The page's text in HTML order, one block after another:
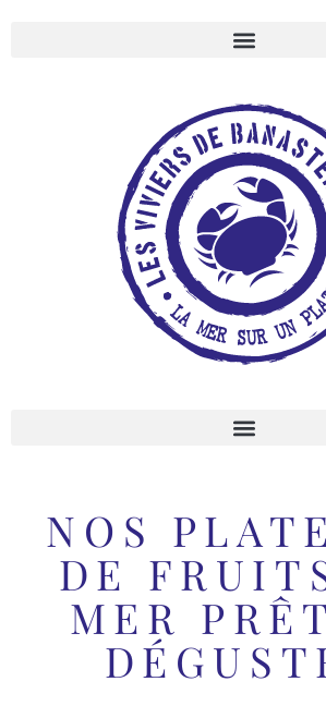
NOS
DE
MER